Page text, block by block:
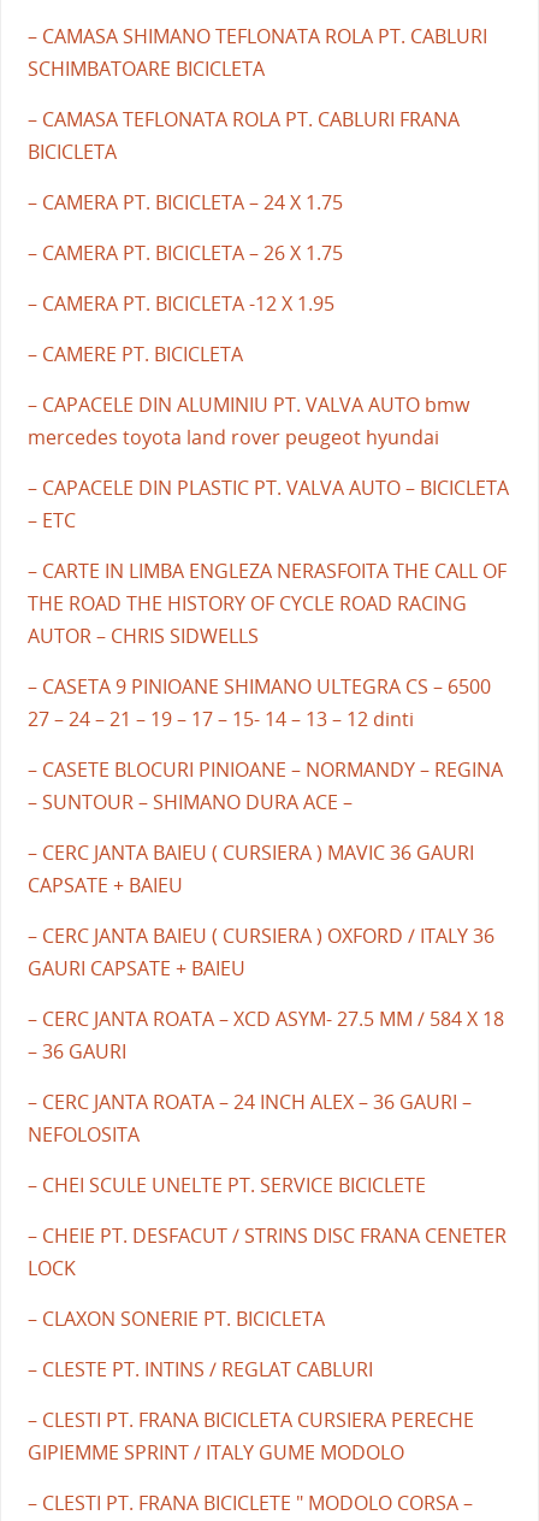
– CAMASA SHIMANO TEFLONATA ROLA PT. CABLURI
SCHIMBATOARE BICICLETA
– CAMASA TEFLONATA ROLA PT. CABLURI FRANA
BICICLETA
– CAMERA PT. BICICLETA – 24 X 1.75
– CAMERA PT. BICICLETA – 26 X 1.75
– CAMERA PT. BICICLETA -12 X 1.95
– CAMERE PT. BICICLETA
– CAPACELE DIN ALUMINIU PT. VALVA AUTO bmw
mercedes toyota land rover peugeot hyundai
– CAPACELE DIN PLASTIC PT. VALVA AUTO – BICICLETA
– ETC
– CARTE IN LIMBA ENGLEZA NERASFOITA THE CALL OF
THE ROAD THE HISTORY OF CYCLE ROAD RACING
AUTOR – CHRIS SIDWELLS
– CASETA 9 PINIOANE SHIMANO ULTEGRA CS – 6500
27 – 24 – 21 – 19 – 17 – 15- 14 – 13 – 12 dinti
– CASETE BLOCURI PINIOANE – NORMANDY – REGINA
– SUNTOUR – SHIMANO DURA ACE –
– CERC JANTA BAIEU ( CURSIERA ) MAVIC 36 GAURI
CAPSATE + BAIEU
– CERC JANTA BAIEU ( CURSIERA ) OXFORD / ITALY 36
GAURI CAPSATE + BAIEU
– CERC JANTA ROATA – XCD ASYM- 27.5 MM / 584 X 18
– 36 GAURI
– CERC JANTA ROATA – 24 INCH ALEX – 36 GAURI –
NEFOLOSITA
– CHEI SCULE UNELTE PT. SERVICE BICICLETE
– CHEIE PT. DESFACUT / STRINS DISC FRANA CENETER
LOCK
– CLAXON SONERIE PT. BICICLETA
– CLESTE PT. INTINS / REGLAT CABLURI
– CLESTI PT. FRANA BICICLETA CURSIERA PERECHE
GIPIEMME SPRINT / ITALY GUME MODOLO
– CLESTI PT. FRANA BICICLETE " MODOLO CORSA –